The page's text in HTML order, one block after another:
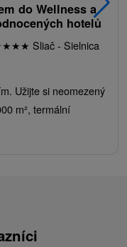
do Wellness a
hotelů
★★★ Sliač - Sielnica
Užijte si neomezený
m², termální